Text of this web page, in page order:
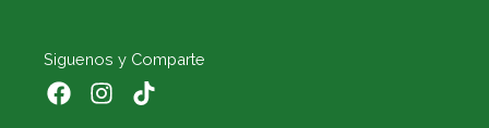
Siguenos y Comparte